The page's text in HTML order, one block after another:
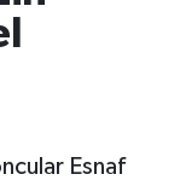
Esnaf